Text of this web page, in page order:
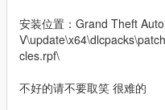
安装位置：Grand Theft Auto
cles.rpf\
不好的请不要取笑 很难的